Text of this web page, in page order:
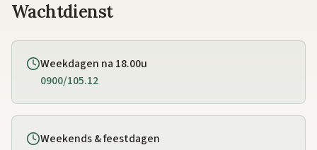
Wachtdienst
Weekdagen na 18.00u
0900/105.12
Weekends & feestdagen